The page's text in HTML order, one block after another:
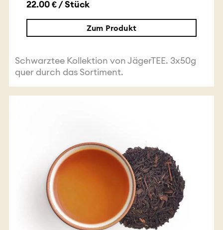
22.00 € / Stück
Zum Produkt
Schwarztee Kollektion von JägerTEE. 3x50g
quer durch das Sortiment.